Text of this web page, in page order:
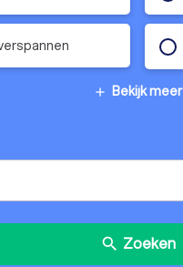
add Bekijk meer
search Zoeken